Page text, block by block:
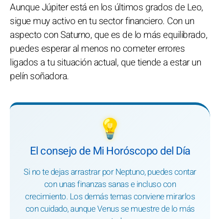
Aunque Júpiter está en los últimos grados de Leo,
sigue muy activo en tu sector financiero. Con un
aspecto con Saturno, que es de lo más equilibrado,
puedes esperar al menos no cometer errores
ligados a tu situación actual, que tiende a estar un
pelín soñadora.
💡
El consejo de Mi Horóscopo del Día
Si no te dejas arrastrar por Neptuno, puedes contar
con unas finanzas sanas e incluso con
crecimiento. Los demás temas conviene mirarlos
con cuidado, aunque Venus se muestre de lo más